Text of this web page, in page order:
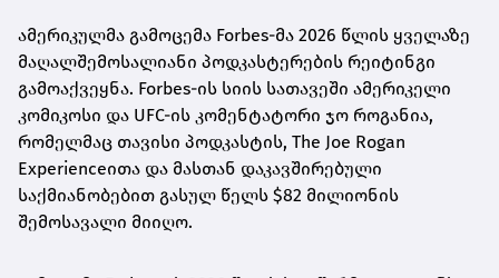
ამერიკულმა გამოცემა Forbes-მა 2026 წლის ყველაზე
მაღალშემოსალიანი პოდკასტერების რეიტინგი
გამოაქვეყნა. Forbes-ის სიის სათავეში ამერიკელი
კომიკოსი და UFC-ის კომენტატორი ჯო როგანია,
რომელმაც თავისი პოდკასტის, The Joe Rogan
Experienceითა და მასთან დაკავშირებული
საქმიანობებით გასულ წელს $82 მილიონის
შემოსავალი მიიღო.